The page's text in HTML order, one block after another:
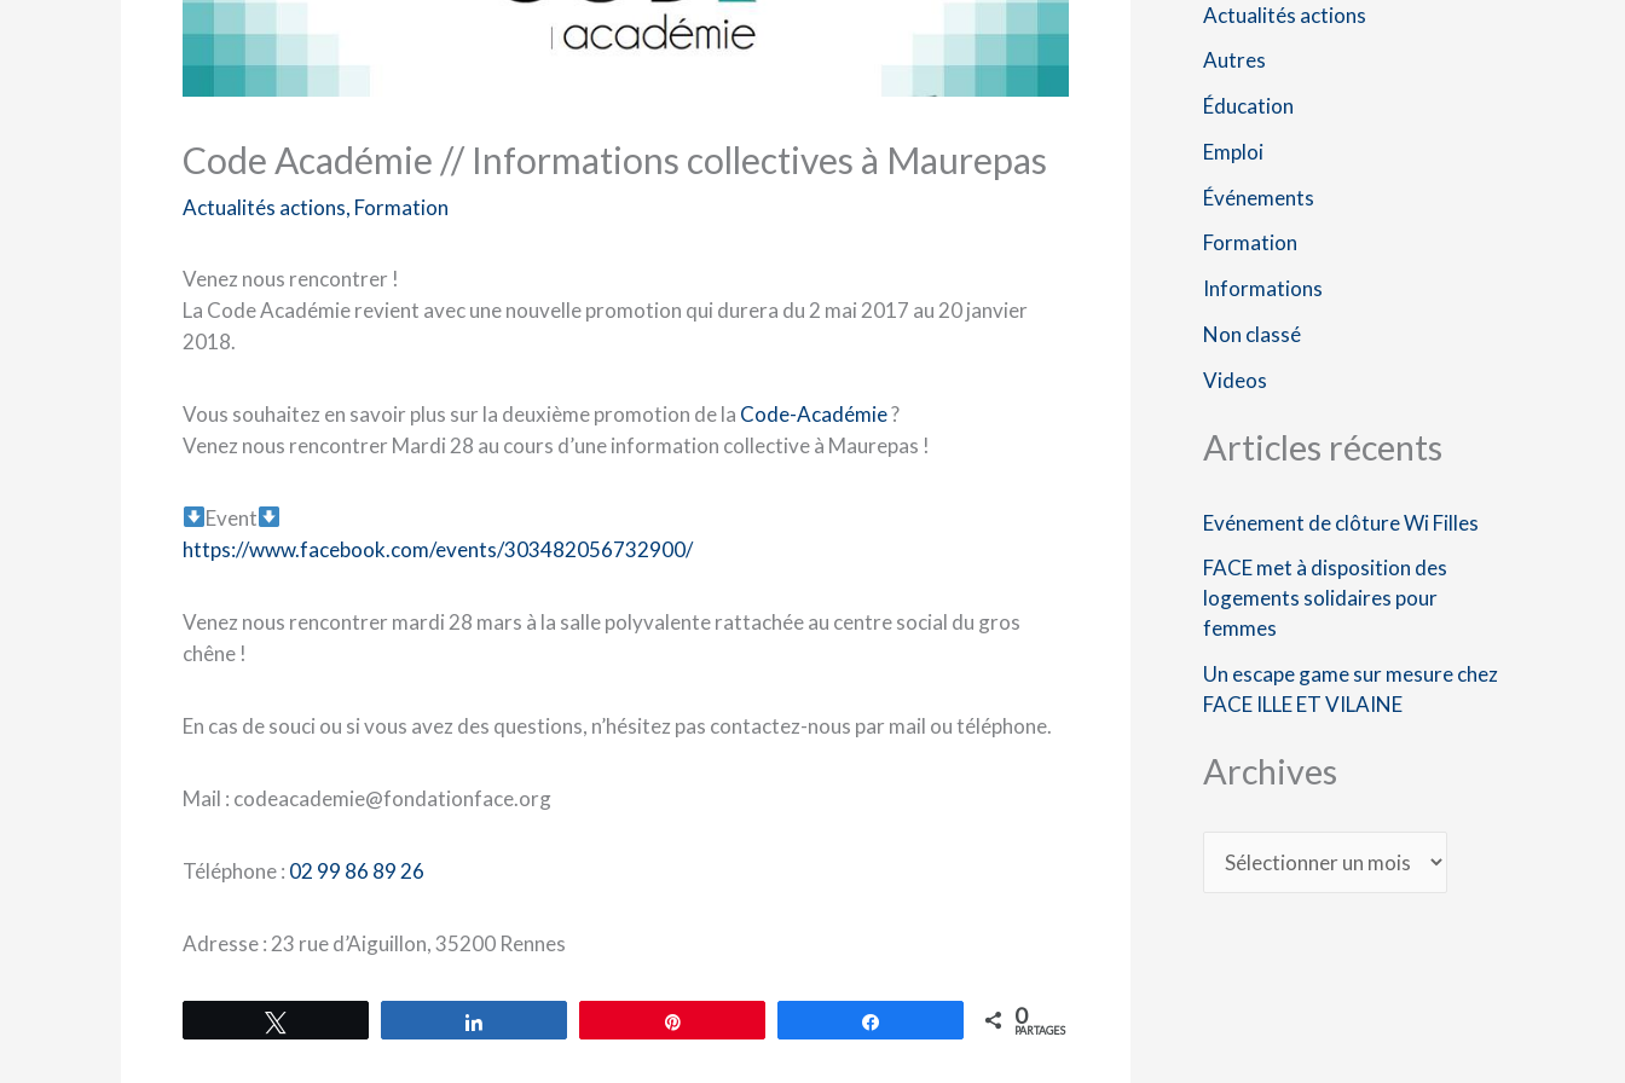
Code Académie // Informations collectives à Maurepas
Actualités actions, Formation
Venez nous rencontrer !
La Code Académie revient avec une nouvelle promotion qui durera du 2 mai 2017 au 20 janvier
2018.
Vous souhaitez en savoir plus sur la deuxième promotion de la Code-Académie?
Venez nous rencontrer Mardi 28 au cours d’une information collective à Maurepas !
Event
https://www.facebook.com/events/303482056732900/
Venez nous rencontrer mardi 28 mars à la salle polyvalente rattachée au centre social du gros
chêne !
En cas de souci ou si vous avez des questions, n’hésitez pas contactez-nous par mail ou téléphone.
Mail : codeacademie@fondationface.org
Téléphone : 02 99 86 89 26
Adresse : 23 rue d’Aiguillon, 35200 Rennes
0
PARTAGES
e
r
c
h
e
r
Actualités actions
Autres
Éducation
Emploi
Événements
Formation
Informations
Non classé
Videos
Articles récents
Evénement de clôture Wi Filles
FACE met à disposition des
logements solidaires pour
femmes
Un escape game sur mesure chez
FACE ILLE ET VILAINE
Archives